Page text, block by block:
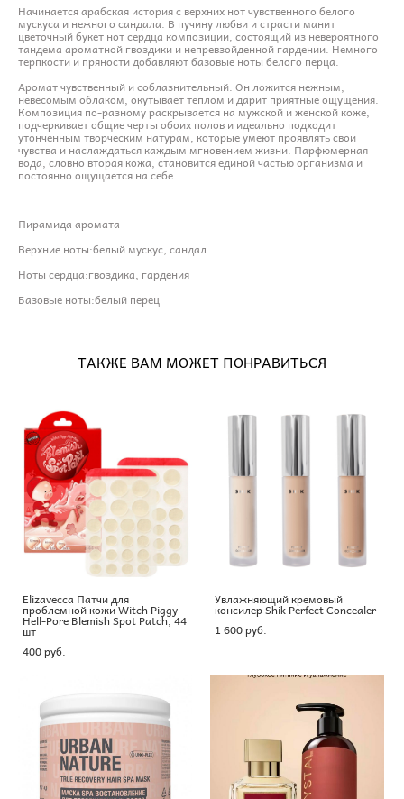
Начинается арабская история с верхних нот чувственного белого
мускуса и нежного сандала. В пучину любви и страсти манит
цветочный букет нот сердца композиции, состоящий из невероятного
тандема ароматной гвоздики и непревзойденной гардении. Немного
терпкости и пряности добавляют базовые ноты белого перца.
Аромат чувственный и соблазнительный. Он ложится нежным,
невесомым облаком, окутывает теплом и дарит приятные ощущения.
Композиция по-разному раскрывается на мужской и женской коже,
подчеркивает общие черты обоих полов и идеально подходит
утонченным творческим натурам, которые умеют проявлять свои
чувства и наслаждаться каждым мгновением жизни. Парфюмерная
вода, словно вторая кожа, становится единой частью организма и
постоянно ощущается на себе.
Пирамида аромата
Верхние ноты:белый мускус, сандал
Ноты сердца:гвоздика, гардения
Базовые ноты:белый перец
ТАКЖЕ ВАМ МОЖЕТ ПОНРАВИТЬСЯ
Elizavecca Патчи для
проблемной кожи Witch Piggy
Hell-Pore Blemish Spot Patch, 44
шт
400 pуб.
Увлажняющий кремовый
консилер Shik Perfect Concealer
1 600 pуб.